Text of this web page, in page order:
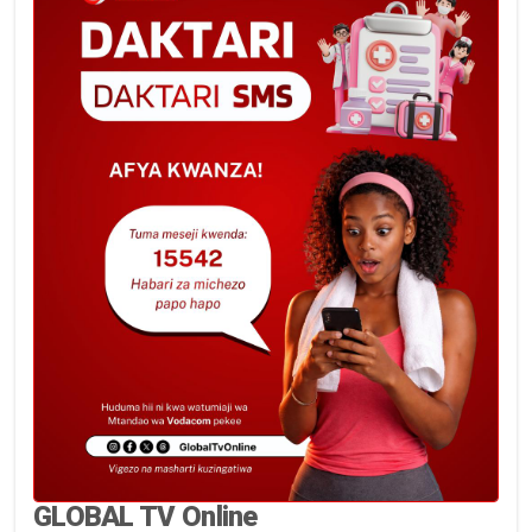
GLOBAL TV Online